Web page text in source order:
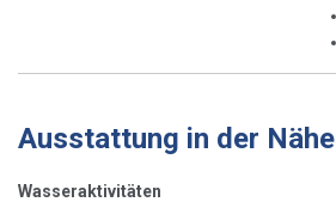
Ausstattung in der Nähe
Wasseraktivitäten